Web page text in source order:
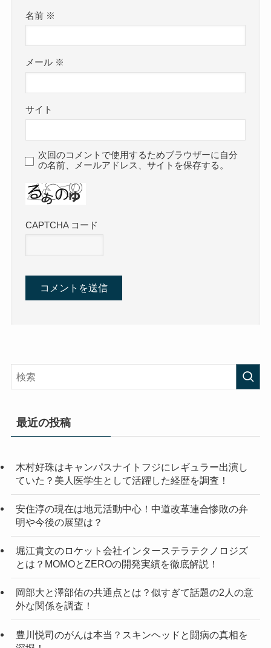
名前 ※
メール ※
サイト
次回のコメントで使用するためブラウザーに自分
の名前、メールアドレス、サイトを保存する。
CAPTCHA コード
最近の投稿
木村好珠はキャンパスナイトフジにレギュラー出演し
ていた？美人医学生として活躍した経歴を調査！
安住淳の現在は地元活動中心！中道改革連合惨敗の弁
明や今後の展望は？
堀江貴文のロケット会社インターステラテクノロジズ
とは？MOMOとZEROの開発実績を徹底解説！
岡部大と澤部佑の共通点とは？似すぎて話題の2人の意
外な関係を調査！
豊川悦司のがんは本当？スキンヘッドと闘病の真相を